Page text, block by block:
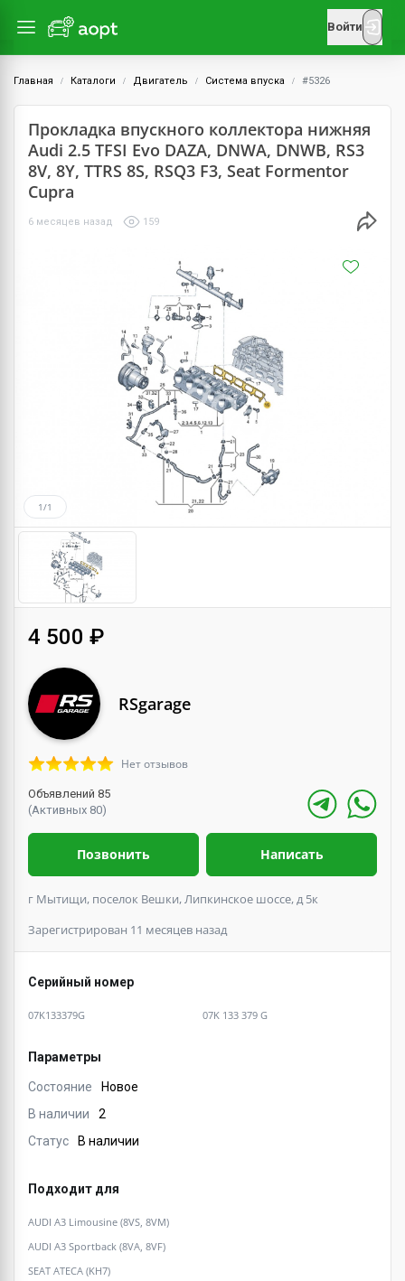
Войти
Главная Каталоги Двигатель Система впуска #5326
Прокладка впускного коллектора нижняя
Audi 2.5 TFSI Evo DAZA, DNWA, DNWB, RS3
8V, 8Y, TTRS 8S, RSQ3 F3, Seat Formentor
Cupra
6 месяцев назад 159
1/1
4 500 ₽
RSgarage
Нет отзывов
Объявлений 85
(Активных 80)
Позвонить Написать
г Мытищи, поселок Вешки, Липкинское шоссе, д 5к
Зарегистрирован 11 месяцев назад
Серийный номер
07K133379G 07K 133 379 G
Параметры
Состояние
Новое
В наличии
2
Статус
В наличии
Подходит для
AUDI A3 Limousine (8VS, 8VM)
AUDI A3 Sportback (8VA, 8VF)
SEAT ATECA (KH7)